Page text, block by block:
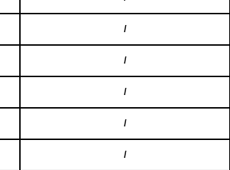
/
/
/
/
/